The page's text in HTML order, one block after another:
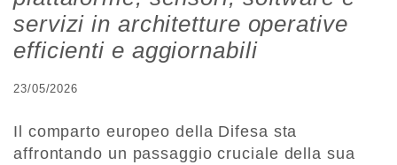
servizi in architetture operative
efficienti e aggiornabili
23/05/2026
Il comparto europeo della Difesa sta
affrontando un passaggio cruciale della sua